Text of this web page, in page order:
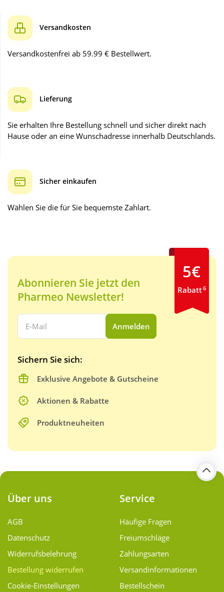
Natur & Homöopathie
Sanitätshaus
Sport & Fitness
Tierbedarf
Versandkosten
Versandkostenfrei ab 59.99 € Bestellwert.
Lieferung
Sie erhalten Ihre Bestellung schnell und sicher direkt nach
Hause oder an eine Wunschadresse innerhalb Deutschlands.
Sicher einkaufen
Wählen Sie die für Sie bequemste Zahlart.
Abonnieren Sie jetzt den
Pharmeo Newsletter!
Ihre E-Mail Adresse:
Anmelden
Sichern Sie sich:
Exklusive Angebote & Gutscheine
Aktionen & Rabatte
Produktneuheiten
5€
Rabatt6
Über uns
AGB
Datenschutz
Widerrufsbelehrung
Bestellung widerrufen
Cookie-Einstellungen
Service
Häufige Fragen
Freiumschläge
Zahlungsarten
Versand­informationen
Bestellschein